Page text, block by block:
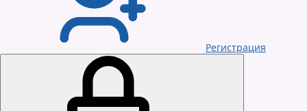
Регистрация